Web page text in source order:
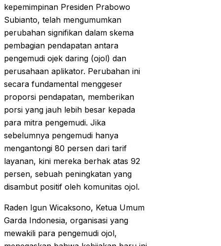
kepemimpinan Presiden Prabowo
Subianto, telah mengumumkan
perubahan signifikan dalam skema
pembagian pendapatan antara
pengemudi ojek daring (ojol) dan
perusahaan aplikator. Perubahan ini
secara fundamental menggeser
proporsi pendapatan, memberikan
porsi yang jauh lebih besar kepada
para mitra pengemudi. Jika
sebelumnya pengemudi hanya
mengantongi 80 persen dari tarif
layanan, kini mereka berhak atas 92
persen, sebuah peningkatan yang
disambut positif oleh komunitas ojol.
Raden Igun Wicaksono, Ketua Umum
Garda Indonesia, organisasi yang
mewakili para pengemudi ojol,